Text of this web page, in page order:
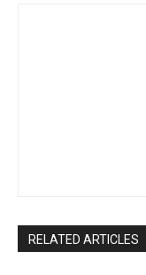
RELATED ARTICLES